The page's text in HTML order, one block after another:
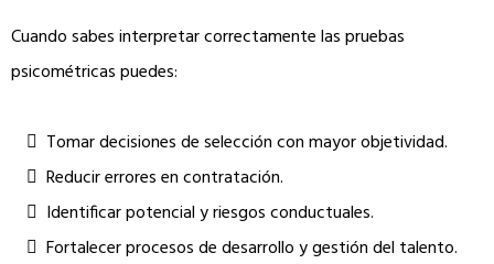
Cuando sabes interpretar correctamente las pruebas
psicométricas puedes:
Tomar decisiones de selección con mayor objetividad.
Reducir errores en contratación.
Identificar potencial y riesgos conductuales.
Fortalecer procesos de desarrollo y gestión del talento.